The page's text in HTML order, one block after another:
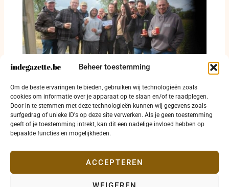
Beheer toestemming
Om de beste ervaringen te bieden, gebruiken wij technologieën zoals
cookies om informatie over je apparaat op te slaan en/of te raadplegen.
Door in te stemmen met deze technologieën kunnen wij gegevens zoals
surfgedrag of unieke ID's op deze site verwerken. Als je geen toestemming
geeft of je toestemming intrekt, kan dit een nadelige invloed hebben op
bepaalde functies en mogelijkheden.
ACCEPTEREN
Slechts dertien palingen voor 25 deelnemers
langs de IJzer in Diksmuide
28 juli 2026